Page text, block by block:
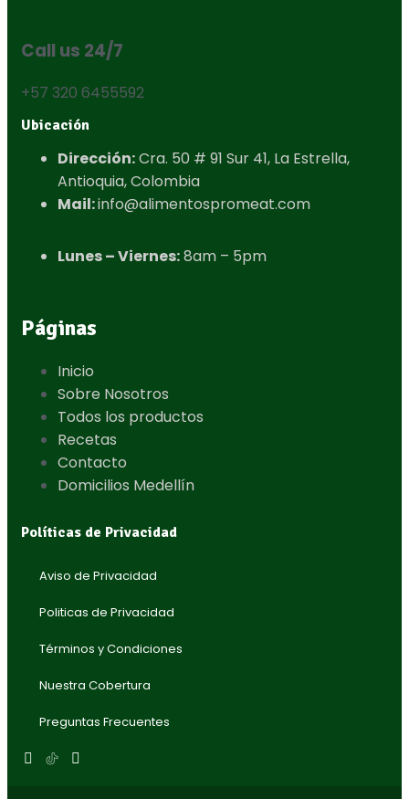
Call us 24/7
+57 320 6455592
Ubicación
Dirección:Cra. 50 # 91 Sur 41, La Estrella,
Antioquia, Colombia​
Mail:info@alimentospromeat.com​
Lunes – Viernes:8am – 5pm
Páginas
Inicio
Sobre Nosotros
Todos los productos
Recetas
Contacto
Domicilios Medellín
Políticas de Privacidad
Aviso de Privacidad
Politicas de Privacidad
Términos y Condiciones
Nuestra Cobertura
Preguntas Frecuentes